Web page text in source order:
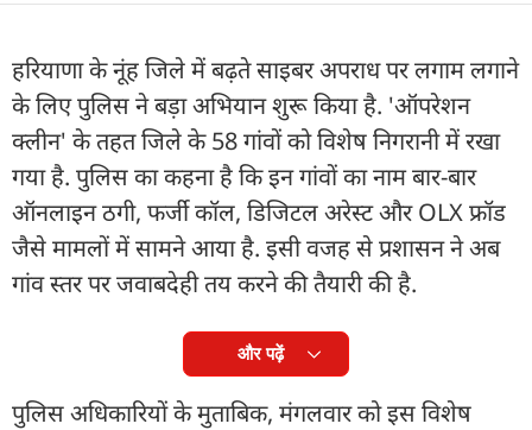
हरियाणा के नूंह जिले में बढ़ते साइबर अपराध पर लगाम लगाने
के लिए पुलिस ने बड़ा अभियान शुरू किया है. 'ऑपरेशन
क्लीन' के तहत जिले के 58 गांवों को विशेष निगरानी में रखा
गया है. पुलिस का कहना है कि इन गांवों का नाम बार-बार
ऑनलाइन ठगी, फर्जी कॉल, डिजिटल अरेस्ट और OLX फ्रॉड
जैसे मामलों में सामने आया है. इसी वजह से प्रशासन ने अब
गांव स्तर पर जवाबदेही तय करने की तैयारी की है.
और पढ़ें
पुलिस अधिकारियों के मुताबिक, मंगलवार को इस विशेष